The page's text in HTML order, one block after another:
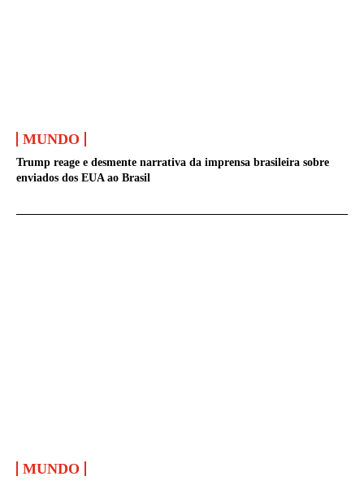
MUNDO
Trump reage e desmente narrativa da imprensa brasileira sobre
enviados dos EUA ao Brasil
MUNDO